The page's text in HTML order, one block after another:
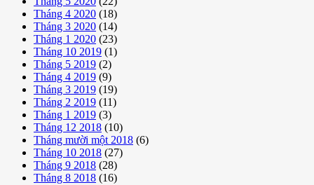
Tháng 4 2020 (18)
Tháng 3 2020 (14)
Tháng 1 2020 (23)
Tháng 10 2019 (1)
Tháng 5 2019 (2)
Tháng 4 2019 (9)
Tháng 3 2019 (19)
Tháng 2 2019 (11)
Tháng 1 2019 (3)
Tháng 12 2018 (10)
Tháng mười một 2018 (6)
Tháng 10 2018 (27)
Tháng 9 2018 (28)
Tháng 8 2018 (16)